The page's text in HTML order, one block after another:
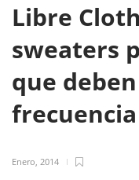
Libre
sweaters
que
frecuencia
Enero, 2014